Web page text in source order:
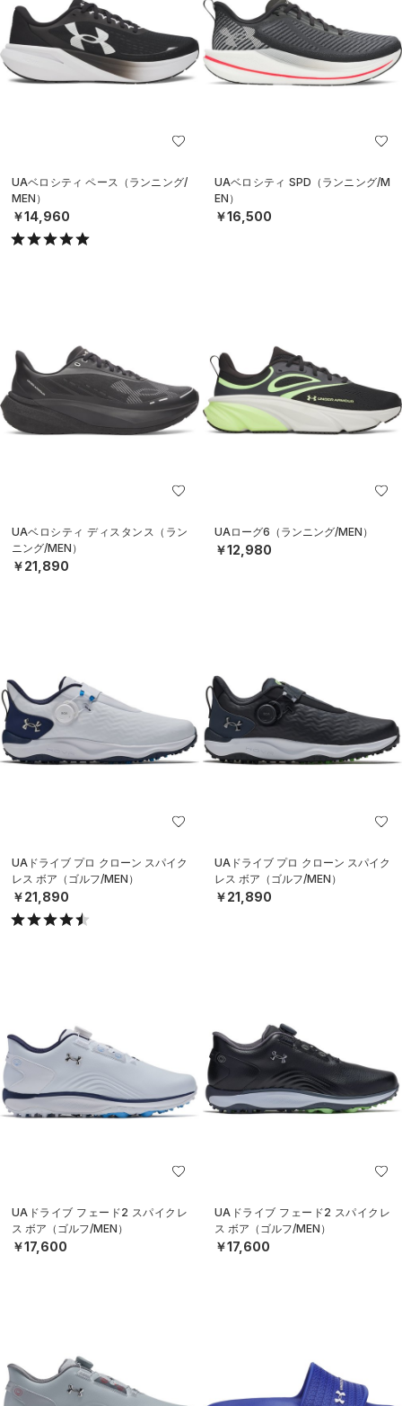
UAベロシティ ペース（ランニング/
MEN）
￥14,960
UAベロシティ SPD（ランニング/M
EN）
￥16,500
UAベロシティ ディスタンス（ラン
ニング/MEN）
￥21,890
UAローグ6（ランニング/MEN）
￥12,980
UAドライブ プロ クローン スパイク
レス ボア（ゴルフ/MEN）
￥21,890
UAドライブ プロ クローン スパイク
レス ボア（ゴルフ/MEN）
￥21,890
UAドライブ フェード2 スパイクレ
ス ボア（ゴルフ/MEN）
￥17,600
UAドライブ フェード2 スパイクレ
ス ボア（ゴルフ/MEN）
￥17,600